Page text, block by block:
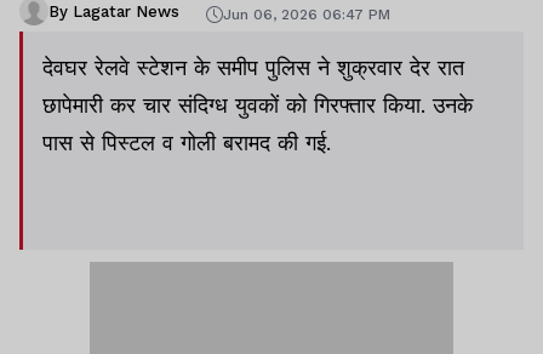
By Lagatar News Jun 06, 2026 06:47 PM
देवघर रेलवे स्टेशन के समीप पुलिस ने शुक्रवार देर रात
छापेमारी कर चार संदिग्ध युवकों को गिरफ्तार किया. उनके
पास से पिस्टल व गोली बरामद की गई.